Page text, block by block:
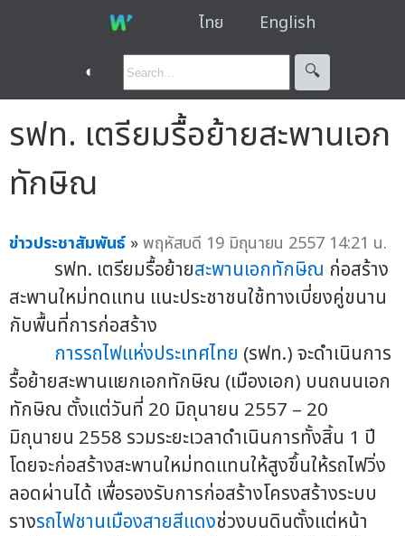
ไทย English
◐ 🔍︎
รฟท. เตรียมรื้อย้ายสะพานเอก
ทักษิณ
ข่าวประชาสัมพันธ์ »พฤหัสบดี 19 มิถุนายน 2557 14:21 น.
รฟท. เตรียมรื้อย้ายสะพานเอกทักษิณ ก่อสร้าง
สะพานใหม่ทดแทน แนะประชาชนใช้ทางเบี่ยงคู่ขนาน
กับพื้นที่การก่อสร้าง
การรถไฟแห่งประเทศไทย (รฟท.) จะดำเนินการ
รื้อย้ายสะพานแยกเอกทักษิณ (เมืองเอก) บนถนนเอก
ทักษิณ ตั้งแต่วันที่ 20 มิถุนายน 2557 – 20
มิถุนายน 2558 รวมระยะเวลาดำเนินการทั้งสิ้น 1 ปี
โดยจะก่อสร้างสะพานใหม่ทดแทนให้สูงขึ้นให้รถไฟวิ่ง
ลอดผ่านได้ เพื่อรองรับการก่อสร้างโครงสร้างระบบ
รางรถไฟชานเมืองสายสีแดงช่วงบนดินตั้งแต่หน้า